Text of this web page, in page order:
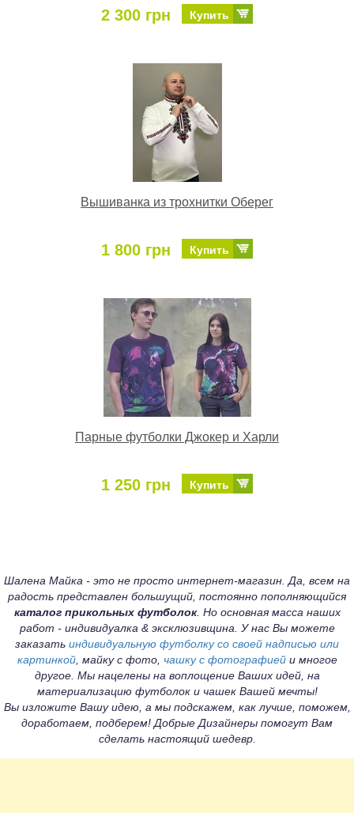
2 300 грн Купить
Вышиванка из трохнитки Оберег
1 800 грн Купить
Парные футболки Джокер и Харли
1 250 грн Купить
Шалена Майка - это не просто интернет-магазин. Да, всем на
радость представлен большущий, постоянно пополняющийся
каталог прикольных футболок. Но основная масса наших
работ - индивидуалка & эксклюзивщина. У нас Вы можете
заказать индивидуальную футболку со своей надписью или
картинкой, майку с фото, чашку с фотографиейи многое
другое. Мы нацелены на воплощение Ваших идей, на
материализацию футболок и чашек Вашей мечты!
Вы изложите Вашу идею, а мы подскажем, как лучше, поможем,
доработаем, подберем! Добрые Дизайнеры помогут Вам
сделать настоящий шедевр.